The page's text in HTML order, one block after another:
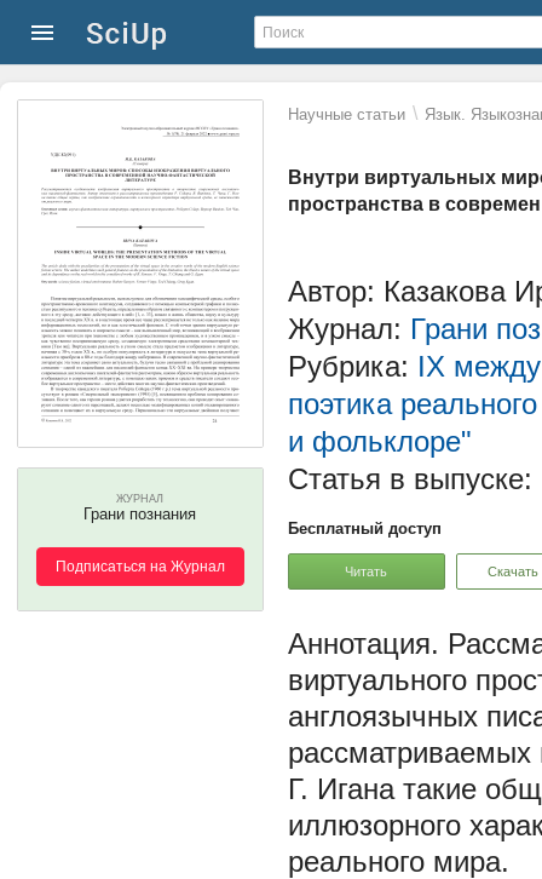
Научные статьи \ Язык.
Внутри виртуальных
пространства в
ЖУРНАЛ
Грани познания
Подписаться на Журнал
Автор: Казакова
Журнал: Грани
Рубрика: IX
поэтика
и фольклоре"
Статья в выпуске:
Бесплатный доступ
Читать Скачать
виртуального
англоязычных
Г. Игана такие
иллюзорного
реального мира.